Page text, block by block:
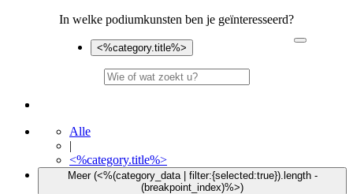
In welke podiumkunsten ben je geïnteresseerd?
<%category.title%>
Alle
|
<%category.title%>
Meer (<%(category_data | filter:{selected:true}).length -
(breakpoint_index)%>)